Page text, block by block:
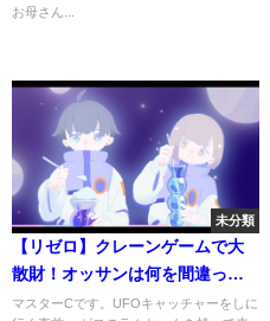
お母さん...
未分類
【リゼロ】クレーンゲームで大
散財！オッサンは何を間違った
のか？【ダイの大冒険】
マスターCです。UFOキャッチャーをしに